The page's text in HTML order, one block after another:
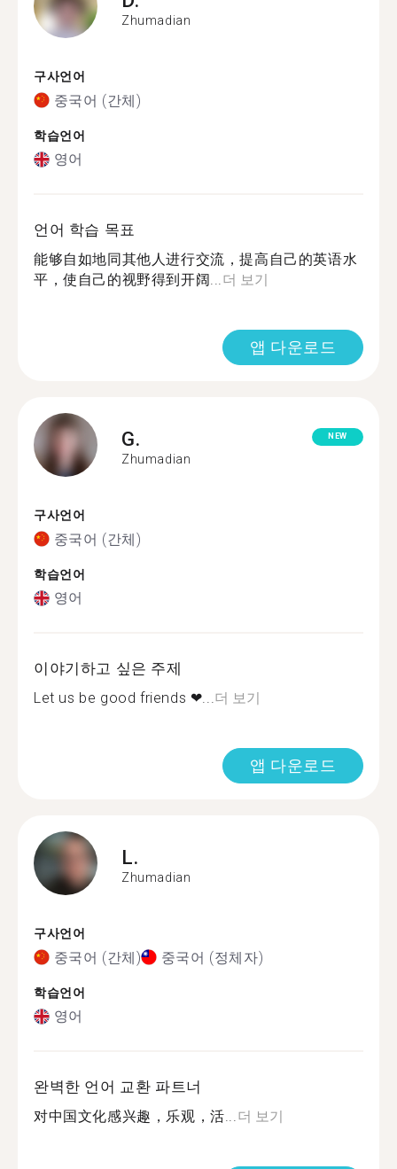
Zhumadian
구사언어
중국어 (간체)
학습언어
영어
언어 학습 목표
能够自如地同其他人进行交流，提高自己的英语水
平，使自己的视野得到开阔...더 보기
앱 다운로드
G.
Zhumadian
NEW
구사언어
중국어 (간체)
학습언어
영어
이야기하고 싶은 주제
Let us be good friends ❤...더 보기
앱 다운로드
L.
Zhumadian
구사언어
중국어 (간체) 중국어 (정체자)
학습언어
영어
완벽한 언어 교환 파트너
对中国文化感兴趣，乐观，活...더 보기